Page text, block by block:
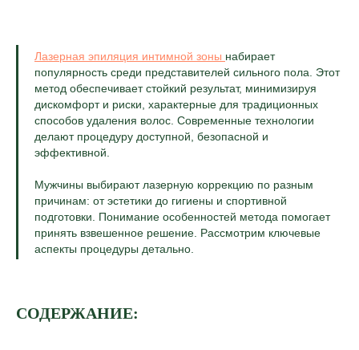
Лазерная эпиляция интимной зоны набирает
популярность среди представителей сильного пола. Этот
метод обеспечивает стойкий результат, минимизируя
дискомфорт и риски, характерные для традиционных
способов удаления волос. Современные технологии
делают процедуру доступной, безопасной и
эффективной.
Мужчины выбирают лазерную коррекцию по разным
причинам: от эстетики до гигиены и спортивной
подготовки. Понимание особенностей метода помогает
принять взвешенное решение. Рассмотрим ключевые
аспекты процедуры детально.
СОДЕРЖАНИЕ: